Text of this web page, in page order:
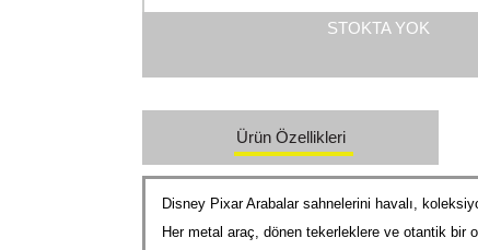
STOKTA YOK
Ürün Özellikleri
Disney Pixar Arabalar sahnelerini havalı,
Her metal araç, dönen tekerleklere ve otantik bir